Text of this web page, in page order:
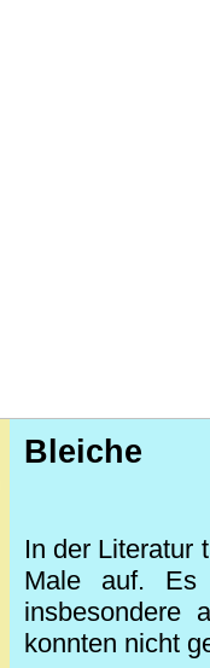
Bleiche
In der Literatur
Male auf. Es
insbesondere
konnten nicht